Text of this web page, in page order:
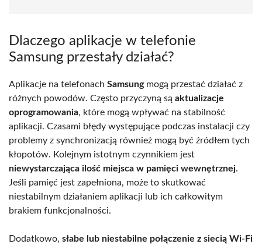
Dlaczego aplikacje w telefonie
Samsung przestały działać?
Aplikacje na telefonach Samsungmogą przestać działać z
różnych powodów. Często przyczyną są aktualizacje
oprogramowania, które mogą wpływać na stabilność
aplikacji. Czasami błędy występujące podczas instalacji czy
problemy z synchronizacją również mogą być źródłem tych
kłopotów. Kolejnym istotnym czynnikiem jest
niewystarczająca ilość miejsca w pamięci wewnętrznej.
Jeśli pamięć jest zapełniona, może to skutkować
niestabilnym działaniem aplikacji lub ich całkowitym
brakiem funkcjonalności.
Dodatkowo, słabe lub niestabilne połączenie z siecią Wi-Fi